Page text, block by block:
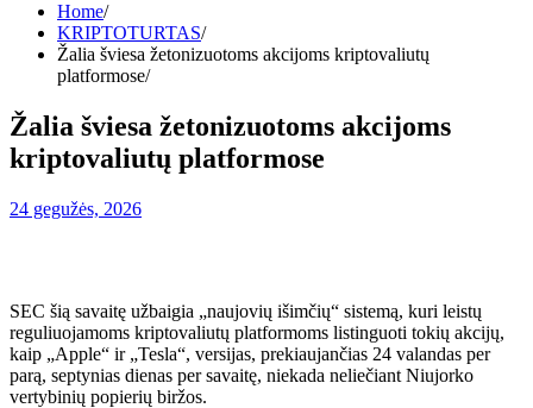
Home
KRIPTOTURTAS
Žalia šviesa žetonizuotoms akcijoms kriptovaliutų
platformose
Žalia šviesa žetonizuotoms akcijoms
kriptovaliutų platformose
24 gegužės, 2026
SEC šią savaitę užbaigia „naujovių išimčių“ sistemą, kuri leistų
reguliuojamoms kriptovaliutų platformoms listinguoti tokių akcijų,
kaip „Apple“ ir „Tesla“, versijas, prekiaujančias 24 valandas per
parą, septynias dienas per savaitę, niekada neliečiant Niujorko
vertybinių popierių biržos.